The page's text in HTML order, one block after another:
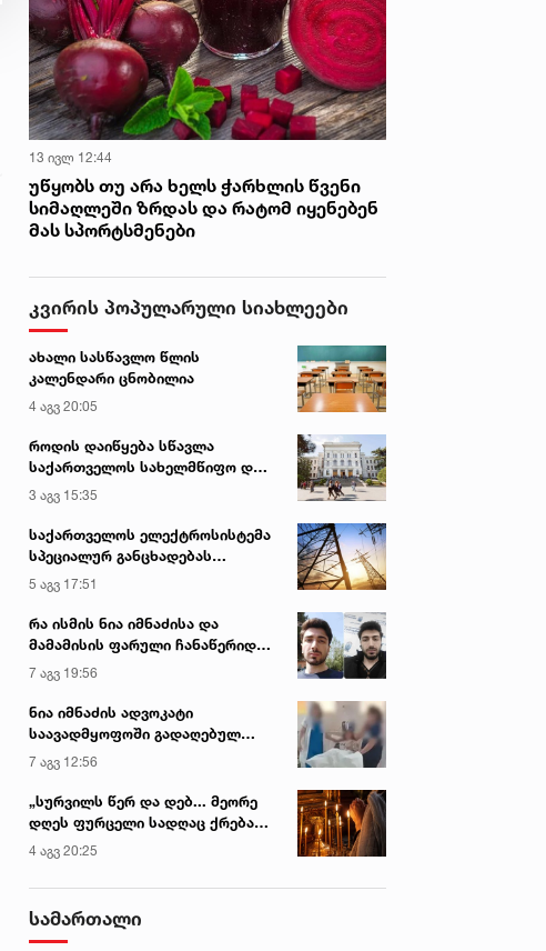
13 ივლ 12:44
უწყობს თუ არა ხელს ჭარხლის წვენი
სიმაღლეში ზრდას და რატომ იყენებენ
მას სპორტსმენები
კვირის პოპულარული სიახლეები
ახალი სასწავლო წლის
კალენდარი ცნობილია
4 აგვ 20:05
როდის დაიწყება სწავლა
საქართველოს სახელმწიფო და
კერძო უნივერსიტეტებში
3 აგვ 15:35
საქართველოს ელექტროსისტემა
სპეციალურ განცხადებას
ავრცელებს
5 აგვ 17:51
რა ისმის ნია იმნაძისა და
მამამისის ფარული ჩანაწერიდან
- გიგა ავალიანის მკვლელობის
საქმე
7 აგვ 19:56
ნია იმნაძის ადვოკატი
საავადმყოფოში გადაღებულ
კადრებს ავრცელებს
7 აგვ 12:56
„სურვილს წერ და დებ... მეორე
დღეს ფურცელი სადღაც ქრება
და სურვილი სრულდება...“ -
სასწაულმოქმედი ტაძარი შიდა
ქართლში
4 აგვ 20:25
სამართალი